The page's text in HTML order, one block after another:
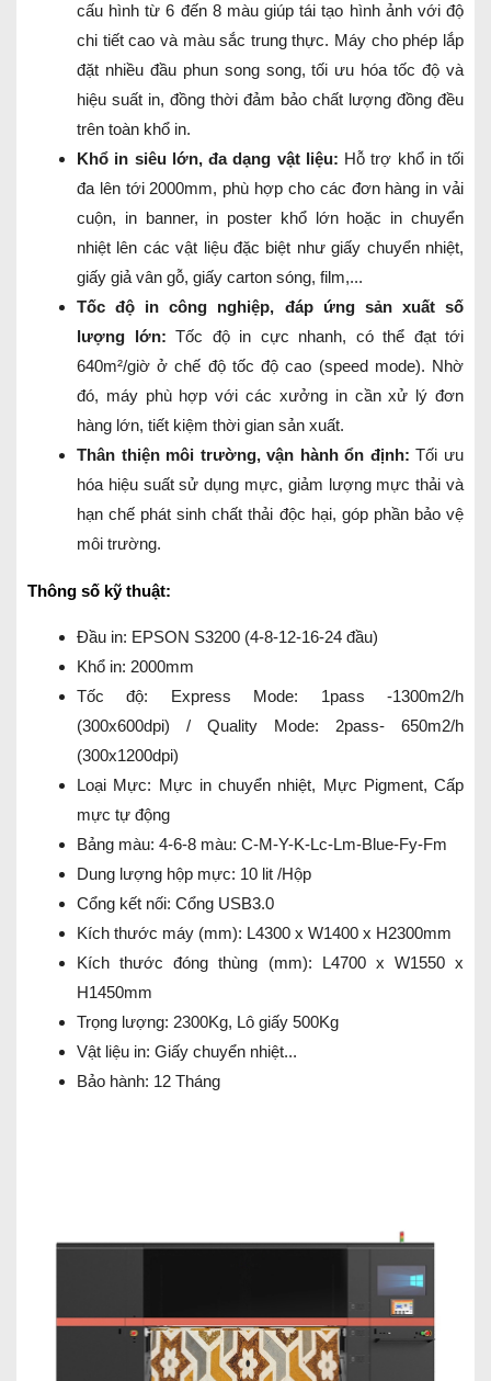
cấu hình từ 6 đến 8 màu giúp tái tạo hình ảnh với độ
chi tiết cao và màu sắc trung thực. Máy cho phép lắp
đặt nhiều đầu phun song song, tối ưu hóa tốc độ và
hiệu suất in, đồng thời đảm bảo chất lượng đồng đều
trên toàn khổ in.
Khổ in siêu lớn, đa dạng vật liệu: Hỗ trợ khổ in tối
đa lên tới 2000mm, phù hợp cho các đơn hàng in vải
cuộn, in banner, in poster khổ lớn hoặc in chuyển
nhiệt lên các vật liệu đặc biệt như giấy chuyển nhiệt,
giấy giả vân gỗ, giấy carton sóng, film,...
Tốc độ in công nghiệp, đáp ứng sản xuất số
lượng lớn: Tốc độ in cực nhanh, có thể đạt tới
640m²/giờ ở chế độ tốc độ cao (speed mode). Nhờ
đó, máy phù hợp với các xưởng in cần xử lý đơn
hàng lớn, tiết kiệm thời gian sản xuất.
Thân thiện môi trường, vận hành ổn định:Tối ưu
hóa hiệu suất sử dụng mực, giảm lượng mực thải và
hạn chế phát sinh chất thải độc hại, góp phần bảo vệ
môi trường.
Thông số kỹ thuật:
Đầu in: EPSON S3200 (4-8-12-16-24 đầu)
Khổ in: 2000mm
Tốc độ: Express Mode: 1pass -1300m2/h
(300x600dpi) / Quality Mode: 2pass- 650m2/h
(300x1200dpi)
Loại Mực: Mực in chuyển nhiệt, Mực Pigment, Cấp
mực tự động
Bảng màu: 4-6-8 màu: C-M-Y-K-Lc-Lm-Blue-Fy-Fm
Dung lượng hộp mực: 10 lit /Hộp
Cổng kết nối: Cổng USB3.0
Kích thước máy (mm): L4300 x W1400 x H2300mm
Kích thước đóng thùng (mm): L4700 x W1550 x
H1450mm
Trọng lượng: 2300Kg, Lô giấy 500Kg
Vật liệu in: Giấy chuyển nhiệt...
Bảo hành: 12 Tháng